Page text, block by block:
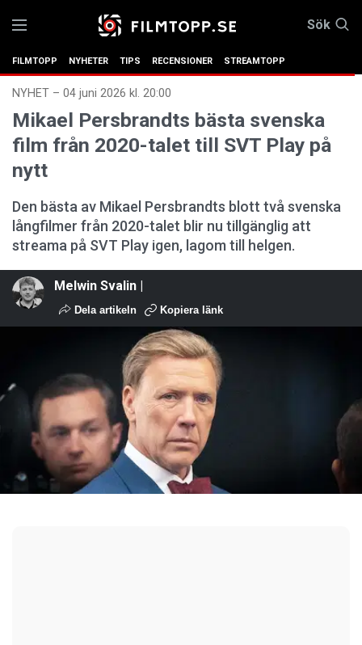
Sök
FILMTOPP NYHETER TIPS RECENSIONER STREAMTOPP
NYHET – 04 juni 2026 kl. 20:00
Mikael Persbrandts bästa svenska
film från 2020-talet till SVT Play på
nytt
Den bästa av Mikael Persbrandts blott två svenska
långfilmer från 2020-talet blir nu tillgänglig att
streama på SVT Play igen, lagom till helgen.
Melwin Svalin |
Dela artikeln Kopiera länk